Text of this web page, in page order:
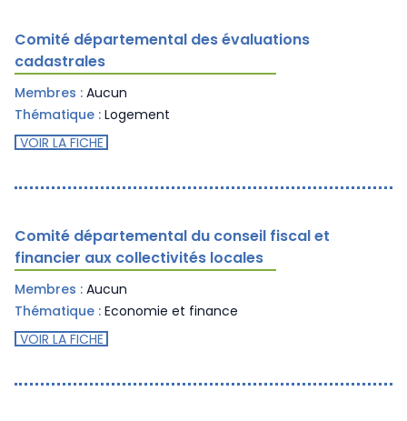
Comité départemental des évaluations
cadastrales
Membres : Aucun
Thématique : Logement
VOIR LA FICHE
Comité départemental du conseil fiscal et
financier aux collectivités locales
Membres : Aucun
Thématique : Economie et finance
VOIR LA FICHE